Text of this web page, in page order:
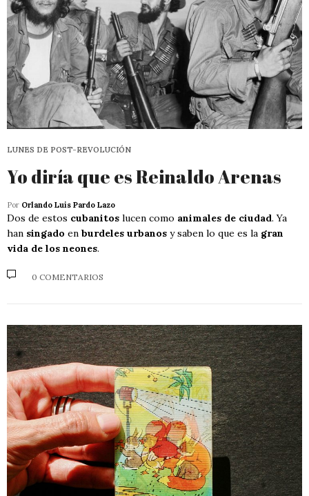
LUNES DE POST-REVOLUCIÓN
Yo diría que es Reinaldo Arenas
Por Orlando Luis Pardo Lazo
Dos de estos cubanitos lucen como animales de ciudad. Ya
han singado en burdeles urbanos y saben lo que es la gran
vida de los neones.
0 COMENTARIOS